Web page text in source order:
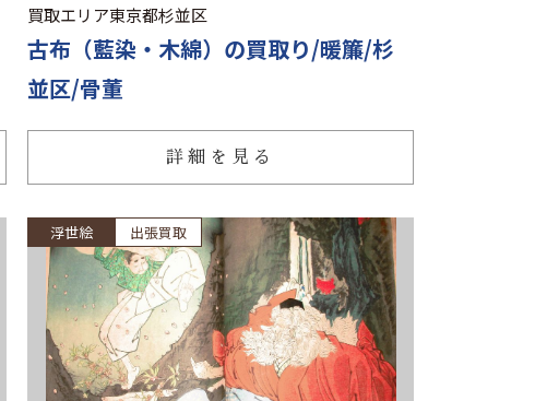
買取エリア東京都杉並区
古布（藍染・木綿）の買取り/暖簾/杉
並区/骨董
詳細を見る
浮世絵 出張買取